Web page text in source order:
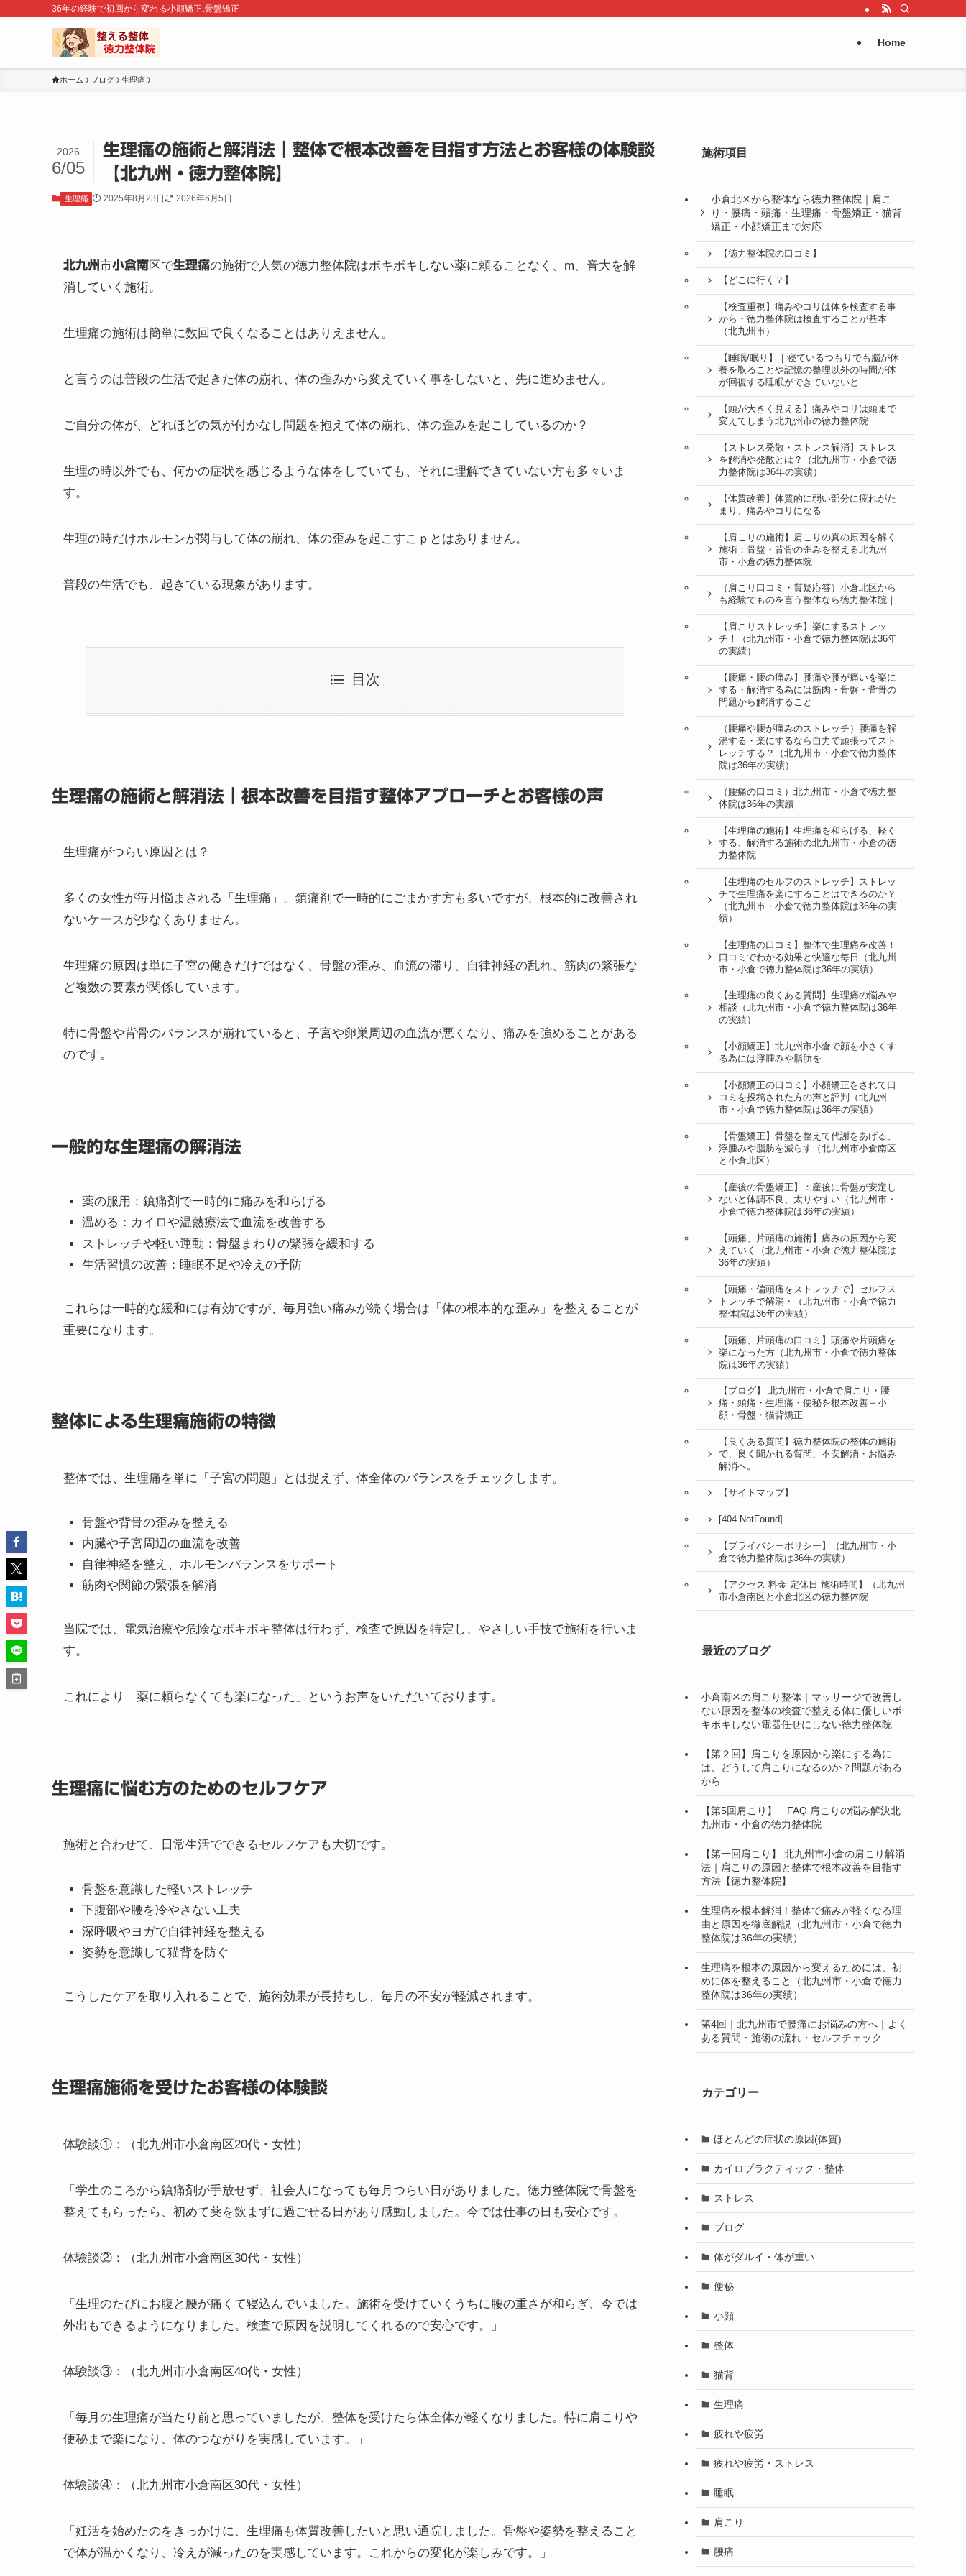
36年の経験で初回から変わる小顔矯正.骨盤矯正
Home
ホーム ブログ 生理痛
生理痛の施術と解消法｜整体で根本改善を目指す方法とお客様の体験談
【北九州・徳力整体院】
2026
6/05
生理痛 2025年8月23日 2026年6月5日
北九州市小倉南区で生理痛の施術で人気の徳力整体院はボキボキしない薬に頼ることなく、m、音大を解
消していく施術。
生理痛の施術は簡単に数回で良くなることはありえません。
と言うのは普段の生活で起きた体の崩れ、体の歪みから変えていく事をしないと、先に進めません。
ご自分の体が、どれほどの気が付かなし問題を抱えて体の崩れ、体の歪みを起こしているのか？
生理の時以外でも、何かの症状を感じるような体をしていても、それに理解できていない方も多々いま
す。
生理の時だけホルモンが関与して体の崩れ、体の歪みを起こすこｐとはありません。
普段の生活でも、起きている現象があります。
目次
生理痛に悩む方のためのセルフケア
生理痛の施術と解消法｜根本改善を目指す整体アプローチとお客様の声
生理痛がつらい原因とは？
多くの女性が毎月悩まされる「生理痛」。鎮痛剤で一時的にごまかす方も多いですが、根本的に改善され
ないケースが少なくありません。
薬の服用：鎮痛剤で一時的に痛みを和らげる
整体による生理痛施術の特徴
自律神経を整え、ホルモンバランスをサポート
す。
生理痛に悩む方のためのセルフケア
姿勢を意識して猫背を防ぐ
生理痛施術を受けたお客様の体験談
「学生のころから鎮痛剤が手放せず、社会人になっても毎月つらい日がありました。徳力整体院で骨盤を
「生理のたびにお腹と腰が痛くて寝込んでいました。施術を受けていくうちに腰の重さが和らぎ、今では
「毎月の生理痛が当たり前と思っていましたが、整体を受けたら体全体が軽くなりました。特に肩こりや
施術項目
小倉北区から整体なら徳力整体院｜肩こ
り・腰痛・頭痛・生理痛・骨盤矯正・猫背
矯正・小顔矯正まで対応
【徳力整体院の口コミ】
【どこに行く？】
【検査重視】痛みやコリは体を検査する事
から・徳力整体院は検査することが基本
（北九州市）
【睡眠/眠り】｜寝ているつもりでも脳が休
養を取ることや記憶の整理以外の時間が体
が回復する睡眠ができていないと
【頭が大きく見える】痛みやコリは頭まで
変えてしまう北九州市の徳力整体院
【ストレス発散・ストレス解消】ストレス
を解消や発散とは？（北九州市・小倉で徳
力整体院は36年の実績）
【体質改善】体質的に弱い部分に疲れがた
まり、痛みやコリになる
【肩こりの施術】肩こりの真の原因を解く
施術：骨盤・背骨の歪みを整える北九州
市・小倉の徳力整体院
（肩こり口コミ・質疑応答）小倉北区から
も経験でものを言う整体なら徳力整体院｜
【肩こりストレッチ】楽にするストレッ
チ！（北九州市・小倉で徳力整体院は36年
の実績）
【腰痛・腰の痛み】腰痛や腰が痛いを楽に
する・解消する為には筋肉・骨盤・背骨の
問題から解消すること
（腰痛や腰が痛みのストレッチ）腰痛を解
消する・楽にするなら自力で頑張ってスト
レッチする？（北九州市・小倉で徳力整体
院は36年の実績）
（腰痛の口コミ）北九州市・小倉で徳力整
体院は36年の実績
【生理痛の施術】生理痛を和らげる、軽く
する、解消する施術の北九州市・小倉の徳
力整体院
【生理痛のセルフのストレッチ】ストレッ
チで生理痛を楽にすることはできるのか？
（北九州市・小倉で徳力整体院は36年の実
績）
【生理痛の口コミ】整体で生理痛を改善！
口コミでわかる効果と快適な毎日（北九州
市・小倉で徳力整体院は36年の実績）
【生理痛の良くある質問】生理痛の悩みや
相談（北九州市・小倉で徳力整体院は36年
の実績）
【小顔矯正】北九州市小倉で顔を小さくす
る為には浮腫みや脂肪を
【小顔矯正の口コミ】小顔矯正をされて口
コミを投稿された方の声と評判（北九州
市・小倉で徳力整体院は36年の実績）
【骨盤矯正】骨盤を整えて代謝をあげる、
浮腫みや脂肪を減らす（北九州市小倉南区
と小倉北区）
【産後の骨盤矯正】：産後に骨盤が安定し
ないと体調不良、太りやすい（北九州市・
小倉で徳力整体院は36年の実績）
【頭痛、片頭痛の施術】痛みの原因から変
えていく（北九州市・小倉で徳力整体院は
36年の実績）
【頭痛・偏頭痛をストレッチで】セルフス
トレッチで解消・（北九州市・小倉で徳力
整体院は36年の実績）
【頭痛、片頭痛の口コミ】頭痛や片頭痛を
楽になった方（北九州市・小倉で徳力整体
院は36年の実績）
【ブログ】 北九州市・小倉で肩こり・腰
痛・頭痛・生理痛・便秘を根本改善＋小
顔・骨盤・猫背矯正
【良くある質問】徳力整体院の整体の施術
で、良く聞かれる質問、不安解消・お悩み
解消へ。
【サイトマップ】
[404 NotFound]
【プライバシーポリシー】（北九州市・小
倉で徳力整体院は36年の実績）
【アクセス 料金 定休日 施術時間】（北九州
市小倉南区と小倉北区の徳力整体院
最近のブログ
小倉南区の肩こり整体｜マッサージで改善し
ない原因を整体の検査で整える体に優しいボ
キボキしない電器任せにしない徳力整体院
【第２回】肩こりを原因から楽にする為に
は、どうして肩こりになるのか？問題がある
から
【第5回肩こり】 FAQ 肩こりの悩み解決北
九州市・小倉の徳力整体院
【第一回肩こり】 北九州市小倉の肩こり解消
法｜肩こりの原因と整体で根本改善を目指す
方法【徳力整体院】
生理痛を根本解消！整体で痛みが軽くなる理
由と原因を徹底解説（北九州市・小倉で徳力
整体院は36年の実績）
生理痛を根本の原因から変えるためには、初
めに体を整えること（北九州市・小倉で徳力
整体院は36年の実績）
第4回｜北九州市で腰痛にお悩みの方へ｜よく
ある質問・施術の流れ・セルフチェック
カテゴリー
ほとんどの症状の原因(体質)
カイロプラクティック・整体
ストレス
ブログ
体がダルイ・体が重い
便秘
小顔
整体
猫背
生理痛
疲れや疲労
疲れや疲労・ストレス
睡眠
肩こり
腰痛